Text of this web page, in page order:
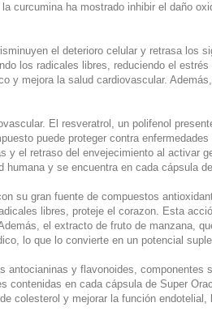
curcumina ha mostrado inhibir el daño
el deterioro celular y retrasa los
los radicales libres, reduciendo el
y mejora la salud cardiovascular.
El resveratrol, un polifenol
puede proteger contra
y el retraso del envejecimiento al activar
y se encuentra en cada cápsula
su gran fuente de compuestos
libres, proteje el corazon. Esta
el extracto de fruto de manzana,
lo que lo convierte en un potencial
antocianinas y flavonoides,
en cada cápsula de Super
colesterol y mejorar la función